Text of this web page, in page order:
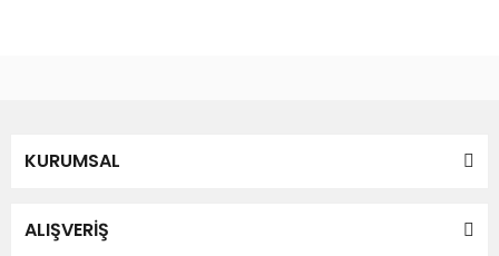
KURUMSAL
ALIŞVERİŞ